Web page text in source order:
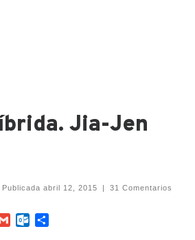
Jia-Jen
Publicadaabril 12, 2015 31 Comentarios
G
O